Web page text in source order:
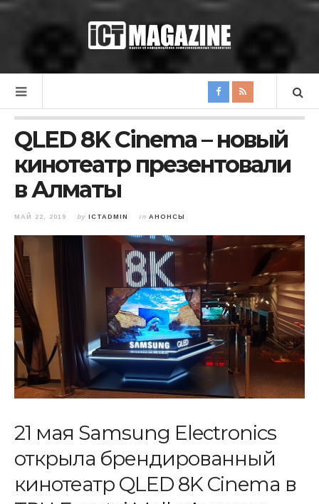
QLED 8K Cinema – новый
кинотеатр презентовали
в Алматы
МАЙ 22, 2019 by ICTADMIN in АНОНСЫ
21 мая Samsung Electronics
открыла брендированный
кинотеатр QLED 8K Cinema в